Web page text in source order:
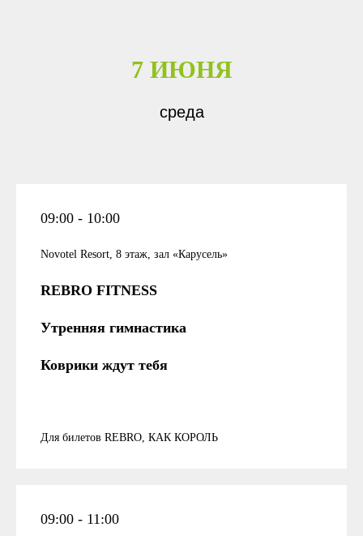
7 ИЮНЯ
среда
09:00 - 10:00
Novotel Resort, 8 этаж, зал «Карусель»
REBRO FITNESS
Утренняя гимнастика
Коврики ждут тебя
Для билетов REBRO, КАК КОРОЛЬ
09:00 - 11:00